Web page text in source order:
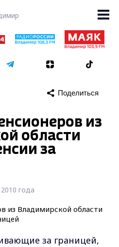
Поделиться
из
области
за
года
за границей,